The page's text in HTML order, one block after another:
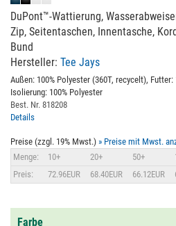
DuPont™-Wattierung,
Zip, Seitentaschen, Innentasche,
Bund
Hersteller: Tee Jays
Außen: 100% Polyester (360T, recycelt),
Isolierung: 100% Polyester
Best. Nr. 818208
Details
Preise (zzgl. 19% Mwst.) » Preise mit Mwst.
Menge:
10+ 20+ 50+
Preis:
72.96EUR 68.40EUR 66.12EUR
Farbe